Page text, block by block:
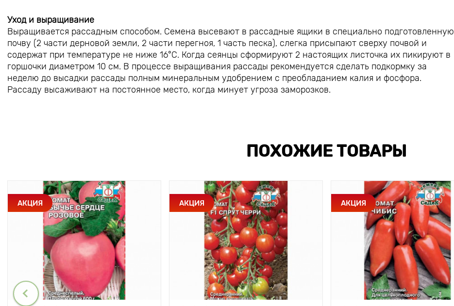
Уход и выращивание
Выращивается рассадным способом. Семена высевают в рассадные ящики в специально подготовленную
почву (2 части дерновой земли, 2 части перегноя, 1 часть песка), слегка присыпают сверху почвой и
содержат при температуре не ниже 16°С. Когда сеянцы сформируют 2 настоящих листочка их пикируют в
горшочки диаметром 10 см. В процессе выращивания рассады рекомендуется сделать подкормку за
неделю до высадки рассады полным минеральным удобрением с преобладанием калия и фосфора.
Рассаду высаживают на постоянное место, когда минует угроза заморозков.
ПОХОЖИЕ ТОВАРЫ
АКЦИЯ АКЦИЯ АКЦИЯ